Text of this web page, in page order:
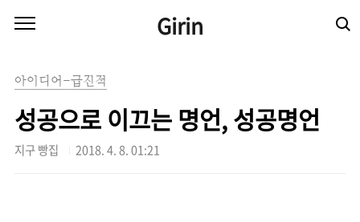
Girin
아이디어-급진적
성공으로 이끄는 명언, 성공명언
지구 빵집 2018. 4. 8. 01:21